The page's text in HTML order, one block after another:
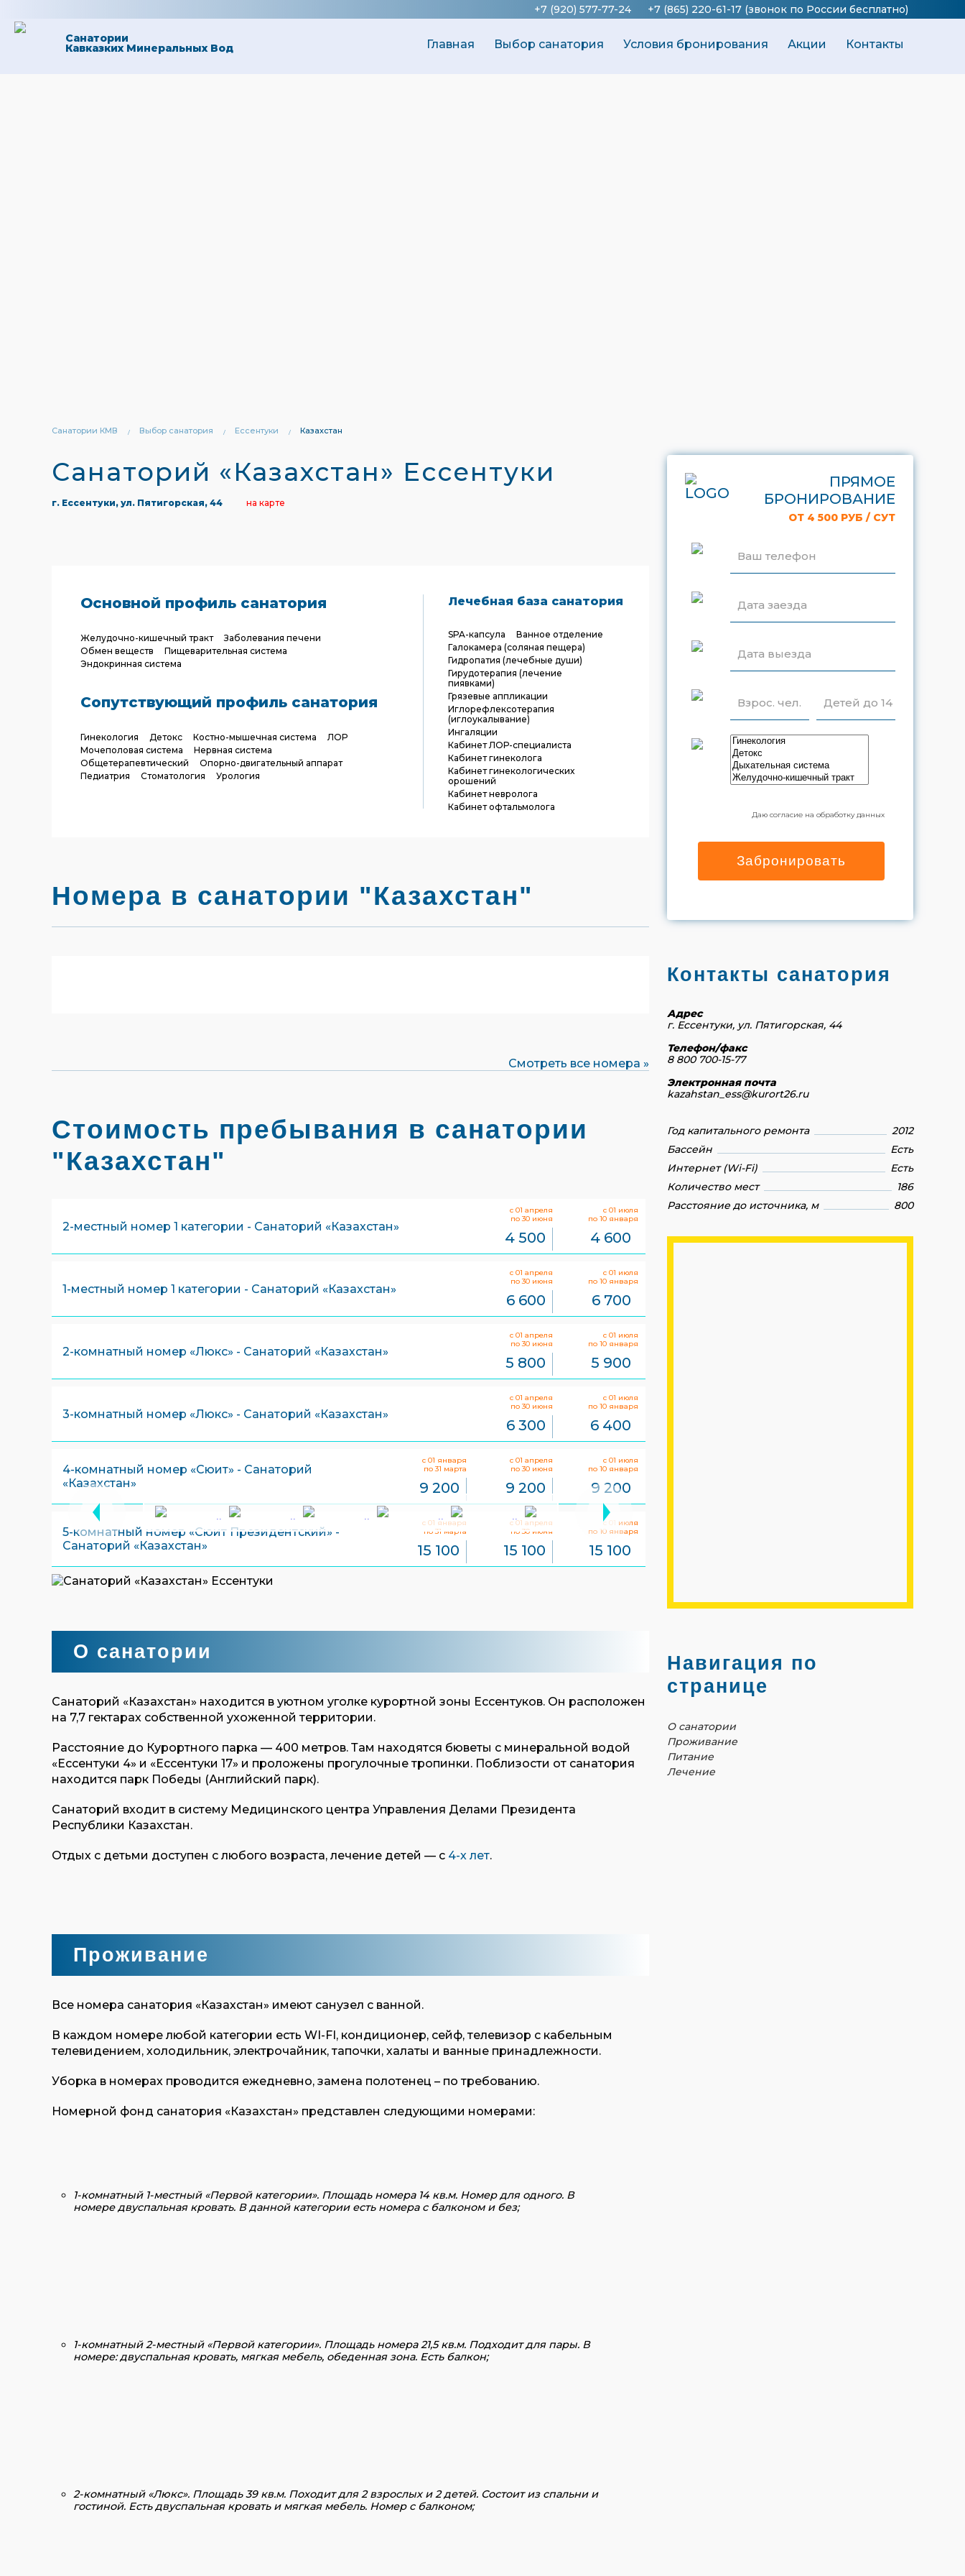
+7 (920) 577-77-24 +7 (865) 220-61-17 (звонок по России бесплатно)
Санатории
Кавказких Минеральных Вод Главная Выбор санатория Условия бронирования Акции Контакты
Санатории КМВ Выбор санатория Ессентуки Казахстан
Санаторий «Казахстан» Ессентуки
г. Ессентуки, ул. Пятигорская, 44 на карте
Основной профиль санатория
Желудочно-кишечный тракт
Заболевания печени
Обмен веществ
Пищеварительная система
Эндокринная система
Сопутствующий профиль санатория
Гинекология Детокс Костно-мышечная система
ЛОР
Мочеполовая система
Нервная система
Общетерапевтический
Опорно-двигательный аппарат
Педиатрия
Стоматология Урология
Лечебная база санатория
SPA-капсула
Ванное отделение
Галокамера (соляная пещера)
Гидропатия (лечебные души)
Гирудотерапия (лечение
пиявками)
Грязевые аппликации
Иглорефлексотерапия
(иглоукалывание)
Ингаляции
Кабинет ЛОР-специалиста
Кабинет гинеколога
Кабинет гинекологических
орошений
Кабинет невролога
Кабинет офтальмолога
Мануальная терапия
Массажное отделение
Фитоаэротерапия (ароматерапия)
Номера в санатории "Казахстан"
Смотреть все номера »
Стоимость пребывания в санатории
"Казахстан"
2-местный номер 1 категории - Санаторий «Казахстан»
с 01 апреля
по 30 июня
4 500
с 01 июля
по 10 января
4 600
1-местный номер 1 категории - Санаторий «Казахстан»
с 01 апреля
по 30 июня
6 600
с 01 июля
по 10 января
6 700
2-комнатный номер «Люкс» - Санаторий «Казахстан»
с 01 апреля
по 30 июня
5 800
с 01 июля
по 10 января
5 900
3-комнатный номер «Люкс» - Санаторий «Казахстан»
с 01 апреля
по 30 июня
6 300
с 01 июля
по 10 января
6 400
4-комнатный номер «Сюит» - Санаторий
«Казахстан»
с 01 января
по 31 марта
9 200
с 01 апреля
по 30 июня
9 200
с 01 июля
по 10 января
9 200
5-комнатный номер «Сюит Президентский» -
Санаторий «Казахстан»
с 01 января
по 31 марта
15 100
с 01 апреля
по 30 июня
15 100
с 01 июля
по 10 января
15 100
О санатории
Санаторий «Казахстан» находится в уютном уголке курортной зоны Ессентуков. Он расположен
на 7,7 гектарах собственной ухоженной территории.
Расстояние до Курортного парка — 400 метров. Там находятся бюветы с минеральной водой
«Ессентуки 4» и «Ессентуки 17» и проложены прогулочные тропинки. Поблизости от санатория
находится парк Победы (Английский парк).
Санаторий входит в систему Медицинского центра Управления Делами Президента
Республики Казахстан.
Отдых с детьми доступен с любого возраста, лечение детей — с 4-х лет.
Проживание
Все номера санатория «Казахстан» имеют санузел с ванной.
В каждом номере любой категории есть WI-FI, кондиционер, сейф, телевизор с кабельным
телевидением, холодильник, электрочайник, тапочки, халаты и ванные принадлежности.
Уборка в номерах проводится ежедневно, замена полотенец – по требованию.
Номерной фонд санатория «Казахстан» представлен следующими номерами:
1-комнатный 1-местный «Первой категории». Площадь номера 14 кв.м. Номер для одного. В
номере двуспальная кровать. В данной категории есть номера с балконом и без;
1-комнатный 2-местный «Первой категории». Площадь номера 21,5 кв.м. Подходит для пары. В
номере: двуспальная кровать, мягкая мебель, обеденная зона. Есть балкон;
2-комнатный «Люкс». Площадь 39 кв.м. Походит для 2 взрослых и 2 детей. Состоит из спальни и
гостиной. Есть двуспальная кровать и мягкая мебель. Номер с балконом;
ПРЯМОЕ
БРОНИРОВАНИЕ
ОТ 4 500 РУБ / СУТ
Ваш телефон
Дата заезда
Дата выезда
Взрос. чел. Детей до 14
Даю согласие на обработку данных
Забронировать
Контакты санатория
Адрес
г. Ессентуки, ул. Пятигорская, 44
Телефон/факс
8 800 700-15-77
Электронная почта
kazahstan_ess@kurort26.ru
Год капитального ремонта
2012
Бассейн
Есть
Интернет (Wi-Fi)
Есть
Количество мест
186
Расстояние до источника, м
800
Навигация по
странице
О санатории
Проживание
Питание
Лечение